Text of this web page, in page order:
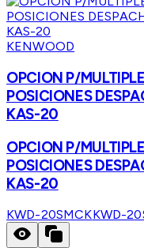
KENWOOD
OPCION P/
POSICIONES
KAS-20
OPCION P/
POSICIONES
KAS-20
KWD-20SMCKKWD-